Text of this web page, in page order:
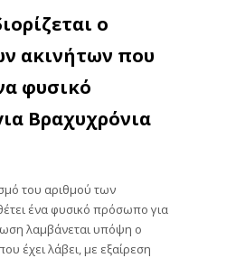
ο
ακινήτων που
φυσικό
Βραχυχρόνια
του αριθμού των
ένα φυσικό πρόσωπο για
λαμβάνεται υπόψη ο
έχει λάβει, με εξαίρεση